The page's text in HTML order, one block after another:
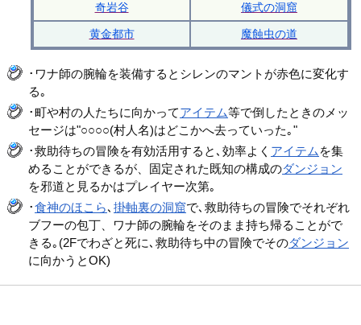
奇岩谷 儀式の洞窟
黄金都市 魔蝕虫の道
･ワナ師の腕輪を装備するとシレンのマントが赤色に変化す
る｡
･町や村の人たちに向かってアイテム等で倒したときのメッ
セージは"○○○○(村人名)はどこかへ去っていった｡"
･救助待ちの冒険を有効活用すると､効率よく アイテム を集
めることができるが、固定された既知の構成のダンジョン
を邪道と見るかはプレイヤー次第｡
･食神のほこら､掛軸裏の洞窟で､救助待ちの冒険でそれぞれ
ブフーの包丁、ワナ師の腕輪をそのまま持ち帰ることがで
きる｡(2Fでわざと死に､救助待ち中の冒険でそのダンジョン
に向かうとOK)